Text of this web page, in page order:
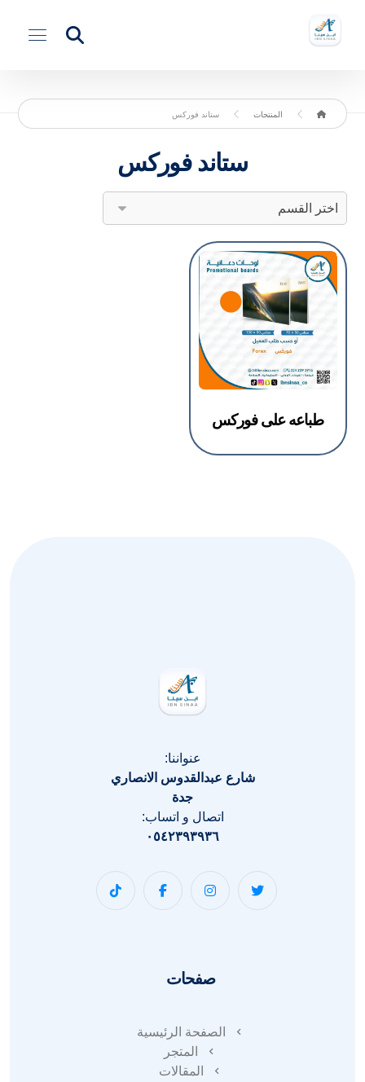
المنتجات ستاند فوركس
ستاند فوركس
طباعه على فوركس
عنواننا:
شارع عبدالقدوس الانصاري
جدة
اتصال و اتساب:
٠٥٤٢٣٩٣٩٣٦
صفحات
الصفحة الرئيسية
المتجر
المقالات